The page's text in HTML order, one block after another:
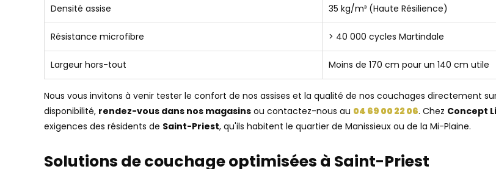
Densité assise 35 kg/m³ (Haute Résilience)
Résistance microfibre > 40 000 cycles Martindale
Largeur hors-tout Moins de 170 cm pour un 140 cm utile
Nous vous invitons à venir tester le confort de nos assises et la qualité de nos couchages directement
disponibilité, rendez-vous dans nos magasins ou contactez-nous au 04 69 00 22 06. Chez Concept
exigences des résidents de Saint-Priest, qu'ils habitent le quartier de Manissieux ou de la Mi-Plaine.
Solutions de couchage optimisées à Saint-Priest